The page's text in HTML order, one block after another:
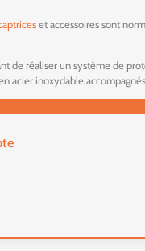
et accessoires sont
de réaliser un système de
acier inoxydable